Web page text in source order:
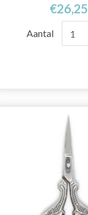
€26,25
Aantal